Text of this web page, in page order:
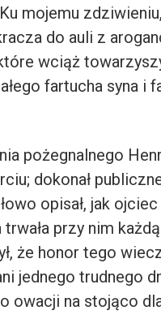
mojemu
do auli z
wciąż
fartucha syna i
pożegnalnego
dokonał
opisał, jak
przy nim
że honor tego
jednego trudnego
owacji na stojąco